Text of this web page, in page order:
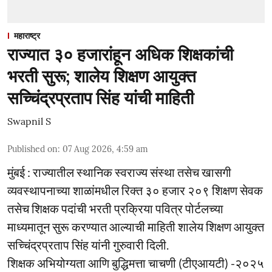
महाराष्ट्र
राज्यात ३० हजारांहून अधिक शिक्षकांची
भरती सुरू; शालेय शिक्षण आयुक्त
सच्चिंद्रप्रताप सिंह यांची माहिती
Swapnil S
Published on: 07 Aug 2026, 4:59 am
मुंबई : राज्यातील स्थानिक स्वराज्य संस्था तसेच खासगी
व्यवस्थापनाच्या शाळांमधील रिक्त ३० हजार २०९ शिक्षण सेवक
तसेच शिक्षक पदांची भरती प्रक्रिया पवित्र पोर्टलच्या
माध्यमातून सुरू करण्यात आल्याची माहिती शालेय शिक्षण आयुक्त
सच्चिंद्रप्रताप सिंह यांनी गुरुवारी दिली.
शिक्षक अभियोग्यता आणि बुद्धिमत्ता चाचणी (टीएआयटी) -२०२५